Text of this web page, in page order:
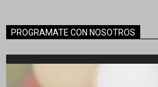
PROGRAMATE CON NOSOTROS
Reproductor